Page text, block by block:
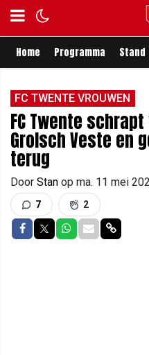
Home Programma Stand
FC TWENTE VROUWEN
FC Twente
Grolsch Veste en
terug
Door Stan op ma. 11 mei
7 2
Delen op Facebook
Delen op Twitter
Delen op
Delen via
Delen